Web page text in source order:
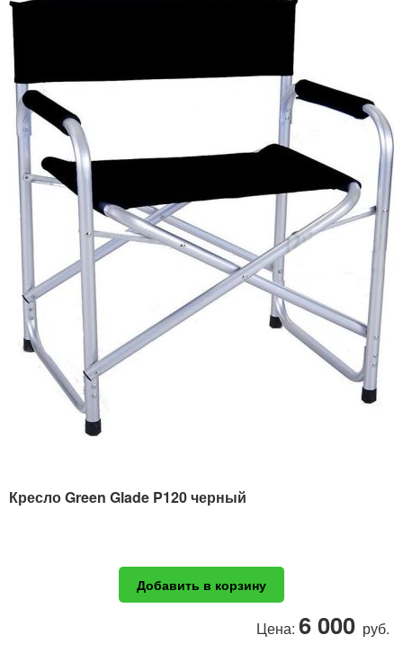
Кресло Green Glade P120 черный
Добавить в корзину
Цена: 6 000 руб.